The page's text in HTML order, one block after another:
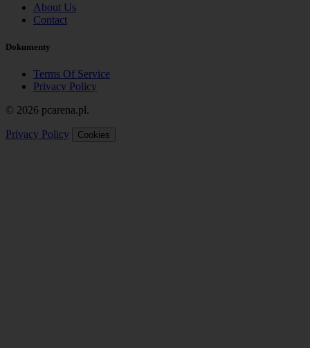
About Us
Contact
Dokumenty
Terms Of Service
Privacy Policy
© 2026 pcarena.pl.
Privacy Policy Cookies